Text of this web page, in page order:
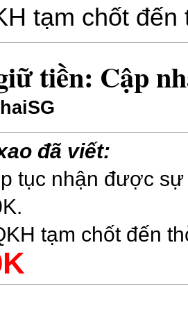
tạm chốt
tiền: Cập
đã viết:
tục nhận được
tạm chốt đến